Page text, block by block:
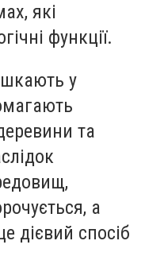
які
функції.
у
та
а
дієвий спосіб